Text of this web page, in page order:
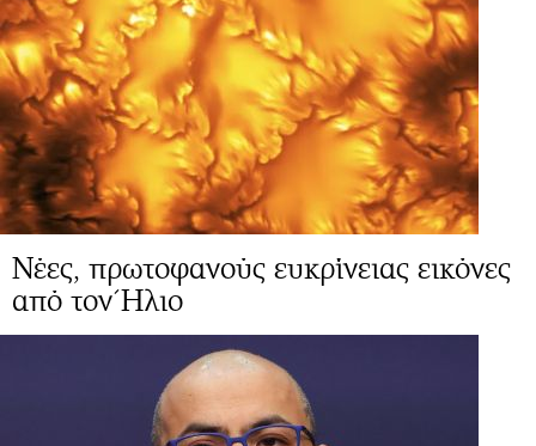
Νέες, πρωτοφανούς ευκρίνειας εικόνες
από τον Ήλιο